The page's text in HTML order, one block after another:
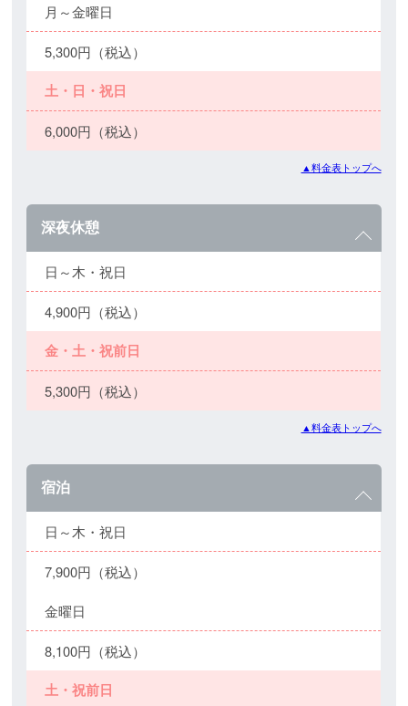
月～金曜日
5,300円（税込）
土・日・祝日
6,000円（税込）
▲料金表トップへ
深夜休憩
日～木・祝日
4,900円（税込）
金・土・祝前日
5,300円（税込）
▲料金表トップへ
宿泊
日～木・祝日
7,900円（税込）
金曜日
8,100円（税込）
土・祝前日